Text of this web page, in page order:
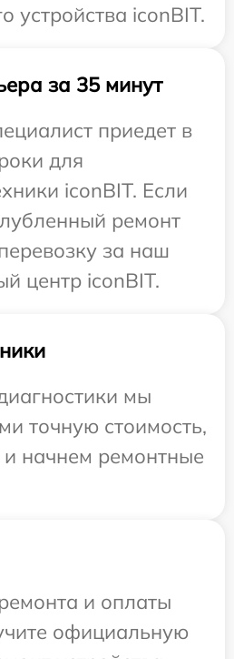
устройства iconBIT.
за 35 минут
приедет в
для
iconBIT. Если
ремонт
за наш
центр iconBIT.
мы
точную стоимость,
начнем ремонтные
и оплаты
официальную